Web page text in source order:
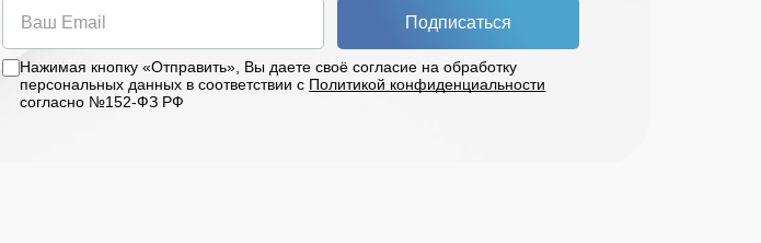
Подписаться
Нажимая кнопку «Отправить», Вы даете своё согласие на обработку
персональных данных в соответствии с Политикой конфиденциальности
согласно №152-ФЗ РФ